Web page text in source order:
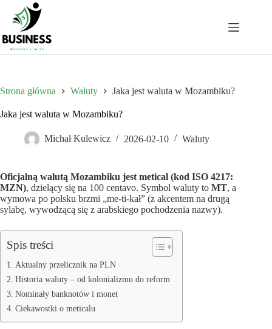
Przejdź
treści
Strona główna Waluty Jaka jest waluta w Mozambiku?
Jaka jest waluta w Mozambiku?
Michał Kulewicz 2026-02-10 Waluty
Oficjalną walutą Mozambiku jest metical (kod ISO 4217:
MZN), dzielący się na 100 centavo. Symbol waluty to MT, a
wymowa po polsku brzmi „me-ti-kał” (z akcentem na drugą
sylabę, wywodzącą się z arabskiego pochodzenia nazwy).
Spis treści
Aktualny przelicznik na PLN
Historia waluty – od kolonializmu do reform
Nominały banknotów i monet
Ciekawostki o meticalu